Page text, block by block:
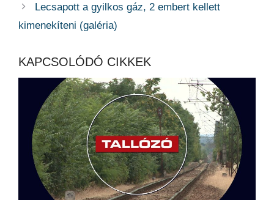
Lecsapott a gyilkos gáz, 2 embert kellett
kimenekíteni (galéria)
KAPCSOLÓDÓ CIKKEK